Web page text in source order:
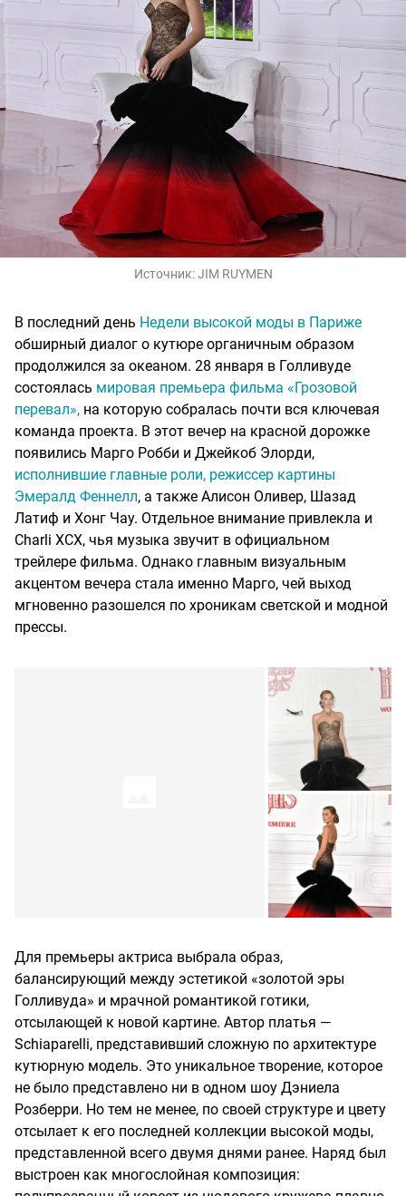
Источник:JIM RUYMEN
В последний день Недели высокой моды в Париже
обширный диалог о кутюре органичным образом
продолжился за океаном. 28 января в Голливуде
состоялась мировая премьера фильма «Грозовой
перевал», на которую собралась почти вся ключевая
команда проекта. В этот вечер на красной дорожке
появились Марго Робби и Джейкоб Элорди,
исполнившие главные роли, режиссер картины
Эмералд Феннелл, а также Алисон Оливер, Шазад
Латиф и Хонг Чау. Отдельное внимание привлекла и
Charli XCX, чья музыка звучит в официальном
трейлере фильма. Однако главным визуальным
акцентом вечера стала именно Марго, чей выход
мгновенно разошелся по хроникам светской и модной
прессы.
Для премьеры актриса выбрала образ,
балансирующий между эстетикой «золотой эры
Голливуда» и мрачной романтикой готики,
отсылающей к новой картине. Автор платья —
Schiaparelli, представивший сложную по архитектуре
кутюрную модель. Это уникальное творение, которое
не было представлено ни в одном шоу Дэниела
Розберри. Но тем не менее, по своей структуре и цвету
отсылает к его последней коллекции высокой моды,
представленной всего двумя днями ранее. Наряд был
выстроен как многослойная композиция: